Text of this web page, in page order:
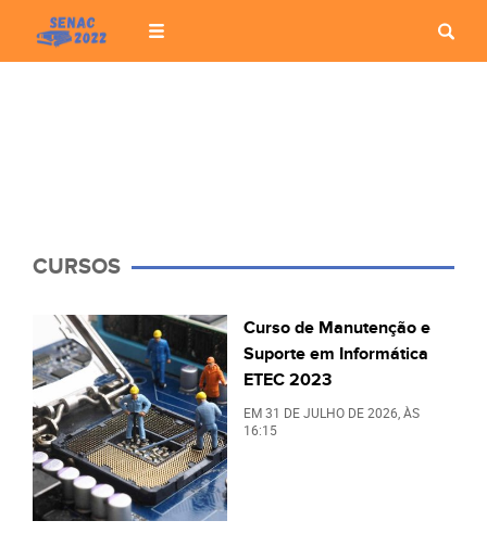
CURSOS
Curso de Manutenção e
Suporte em Informática
ETEC 2023
EM31 DE JULHO DE 2026 , ÀS
16:15